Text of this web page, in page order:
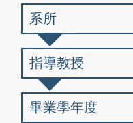
系所
指導教授
畢業學年度